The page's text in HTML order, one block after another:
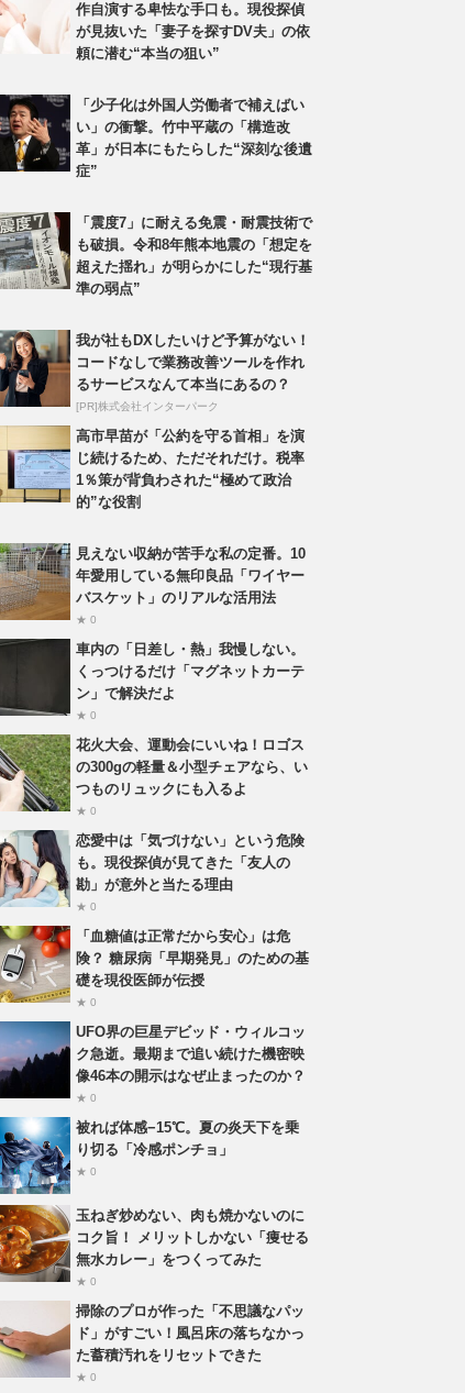
作自演する卑怯な手口も。現役探偵
が見抜いた「妻子を探すDV夫」の依
頼に潜む“本当の狙い”
「少子化は外国人労働者で補えばい
い」の衝撃。竹中平蔵の「構造改
革」が日本にもたらした“深刻な後遺
症”
「震度7」に耐える免震・耐震技術で
も破損。令和8年熊本地震の「想定を
超えた揺れ」が明らかにした“現行基
準の弱点”
我が社もDXしたいけど予算がない！
コードなしで業務改善ツールを作れ
るサービスなんて本当にあるの？
[PR]株式会社インターパーク
高市早苗が「公約を守る首相」を演
じ続けるため、ただそれだけ。税率
1％策が背負わされた“極めて政治
的”な役割
見えない収納が苦手な私の定番。10
年愛用している無印良品「ワイヤー
バスケット」のリアルな活用法
★ 0
車内の「日差し・熱」我慢しない。
くっつけるだけ「マグネットカーテ
ン」で解決だよ
★ 0
花火大会、運動会にいいね！ロゴス
の300gの軽量＆小型チェアなら、い
つものリュックにも入るよ
★ 0
恋愛中は「気づけない」という危険
も。現役探偵が見てきた「友人の
勘」が意外と当たる理由
★ 0
「血糖値は正常だから安心」は危
険？ 糖尿病「早期発見」のための基
礎を現役医師が伝授
★ 0
UFO界の巨星デビッド・ウィルコッ
ク急逝。最期まで追い続けた機密映
像46本の開示はなぜ止まったのか？
★ 0
被れば体感−15℃。夏の炎天下を乗
り切る「冷感ポンチョ」
★ 0
玉ねぎ炒めない、肉も焼かないのに
コク旨！ メリットしかない「痩せる
無水カレー」をつくってみた
★ 0
掃除のプロが作った「不思議なパッ
ド」がすごい！風呂床の落ちなかっ
た蓄積汚れをリセットできた
★ 0